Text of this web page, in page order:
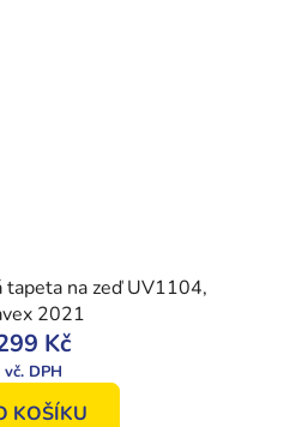
na zeď UV1104,
2021
Kč
KOŠÍKU